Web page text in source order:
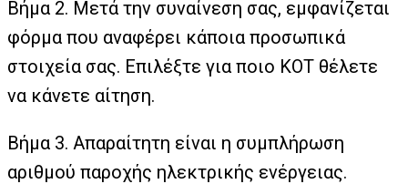
Βήμα 2. Μετά την συναίνεση σας, εμφανίζεται
φόρμα που αναφέρει κάποια προσωπικά
στοιχεία σας. Επιλέξτε για ποιο ΚΟΤ θέλετε
να κάνετε αίτηση.
Βήμα 3. Απαραίτητη είναι η συμπλήρωση
αριθμού παροχής ηλεκτρικής ενέργειας.